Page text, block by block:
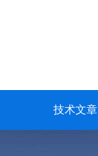
技术文章